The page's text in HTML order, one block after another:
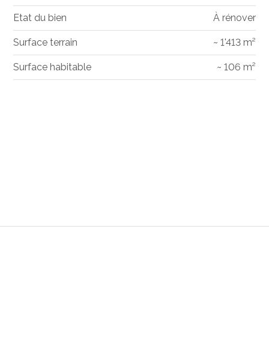
Etat du bien À rénover
Surface terrain ~ 1'413 m²
Surface habitable ~ 106 m²